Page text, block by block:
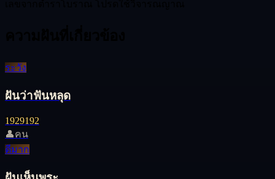
ระวัง
ฝันว่าฟันหลุด
1929192
👤คน
ดีมาก